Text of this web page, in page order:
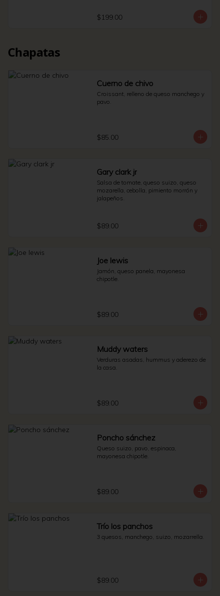
$199.00
Chapatas
Cuerno de chivo
Croissant, relleno de queso manchego y
pavo.
$85.00
Gary clark jr
Salsa de tomate, queso suizo, queso
mozarella, cebolla, pimiento morrón y
jalapeños.
$89.00
Joe lewis
Jamón, queso panela, mayonesa
chipotle.
$89.00
Muddy waters
Verduras asadas, hummus y aderezo de
la casa.
$89.00
Poncho sánchez
Queso suizo, pavo, espinaca,
mayonesa chipotle.
$89.00
Trío los panchos
3 quesos, manchego, suizo, mozarrella.
$89.00